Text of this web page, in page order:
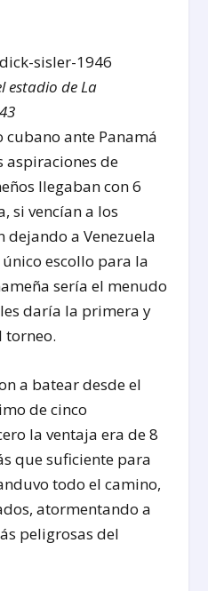
estadio de La
cubano ante Panamá
aspiraciones de
llegaban con 6
si vencían a los
dejando a Venezuela
escollo para la
sería el menudo
daría la primera y
torneo.
a batear desde el
de cinco
la ventaja era de 8
que suficiente para
todo el camino,
atormentando a
peligrosas del